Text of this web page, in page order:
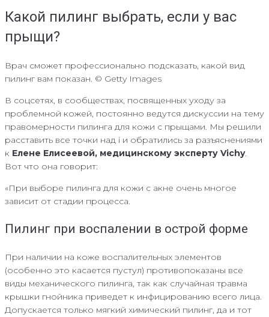
Какой пилинг выбрать, если у вас
прыщи?
Врач сможет профессионально подсказать, какой вид
пилинг вам показан. © Getty Images
В соцсетях, в сообществах, посвященных уходу за
проблемной кожей, постоянно ведутся дискуссии на тему
правомерности пилинга для кожи с прыщами. Мы решили
расставить все точки над i и обратились за разъяснениями
к Елене Елисеевой, медицинскому эксперту Vichy.
Вот что она говорит:
«При выборе пилинга для кожи с акне очень многое
зависит от стадии процесса.
Пилинг при воспалении в острой форме
При наличии на коже воспалительных элементов
(особенно это касается пустул) противопоказаны все
виды механического пилинга, так как случайная травма
крышки гнойника приведет к инфицированию всего лица.
Допускается только мягкий химический пилинг, да и тот